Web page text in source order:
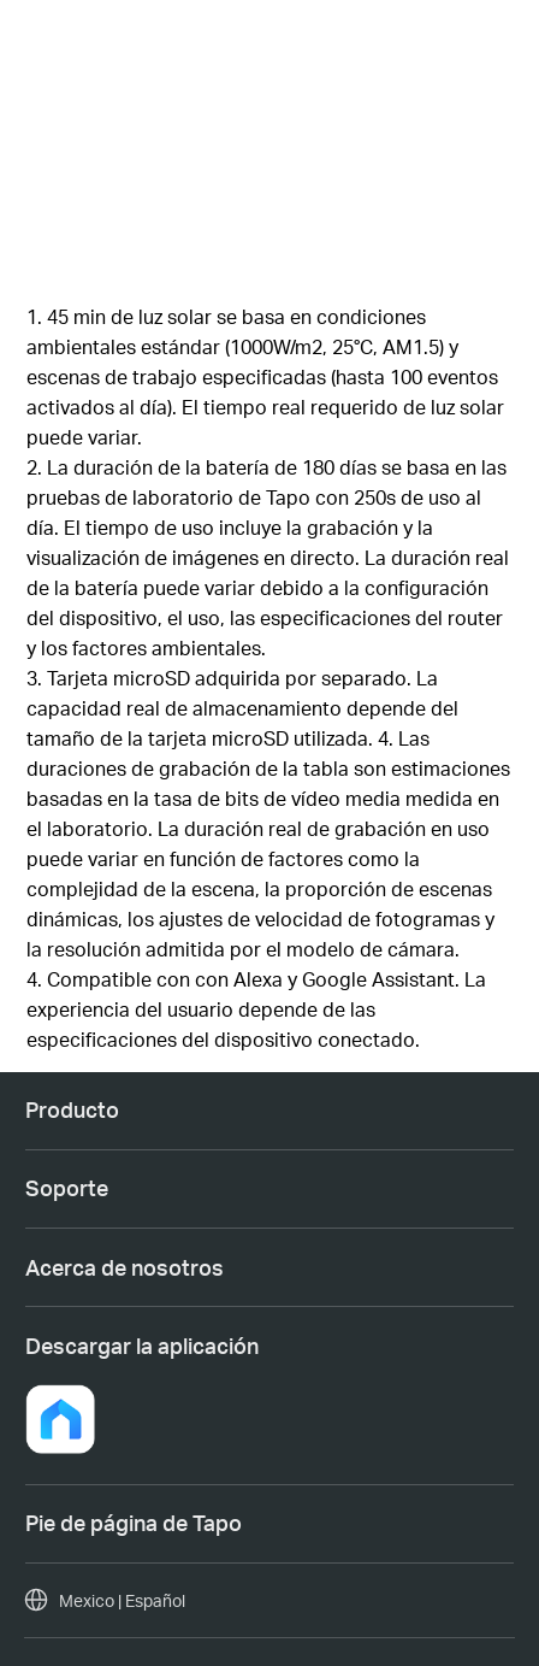
1. 45 min de luz solar se basa en condiciones
ambientales estándar (1000W/m2, 25°C, AM1.5) y
escenas de trabajo especificadas (hasta 100 eventos
activados al día). El tiempo real requerido de luz solar
puede variar.
2. La duración de la batería de 180 días se basa en las
pruebas de laboratorio de Tapo con 250s de uso al
día. El tiempo de uso incluye la grabación y la
visualización de imágenes en directo. La duración real
de la batería puede variar debido a la configuración
del dispositivo, el uso, las especificaciones del router
y los factores ambientales.
3. Tarjeta microSD adquirida por separado. La
capacidad real de almacenamiento depende del
tamaño de la tarjeta microSD utilizada. 4. Las
duraciones de grabación de la tabla son estimaciones
basadas en la tasa de bits de vídeo media medida en
el laboratorio. La duración real de grabación en uso
puede variar en función de factores como la
complejidad de la escena, la proporción de escenas
dinámicas, los ajustes de velocidad de fotogramas y
la resolución admitida por el modelo de cámara.
4. Compatible con con Alexa y Google Assistant. La
experiencia del usuario depende de las
especificaciones del dispositivo conectado.
Producto
Soporte
Acerca de nosotros
Descargar la aplicación
Pie de página de Tapo
Mexico | Español